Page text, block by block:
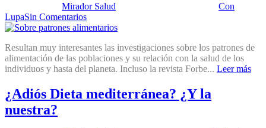
Mirador Salud
Con
LupaSin Comentarios
Resultan muy interesantes las investigaciones sobre los patrones de
alimentación de las poblaciones y su relación con la salud de los
individuos y hasta del planeta. Incluso la revista Forbe... Leer más
¿Adiós Dieta mediterránea? ¿Y la
nuestra?